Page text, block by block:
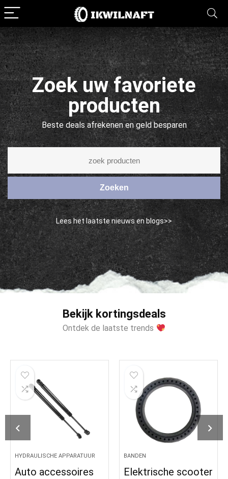
Zoek uw favoriete
producten
Beste deals afrekenen en geld besparen
Zoeken
Lees het laatste nieuws en blogs>>
Bekijk kortingsdeals
Ontdek de laatste trends
HYDRAULISCHE APPARATUUR
Auto accessoires
BANDEN
Elektrische scooter